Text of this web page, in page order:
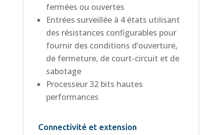
fermées ou ouvertes
Entrées surveillée à 4 états utilisant
des résistances configurables pour
fournir des conditions d’ouverture,
de fermeture, de court-circuit et de
sabotage
Processeur 32 bits hautes
performances
Connectivité et extension